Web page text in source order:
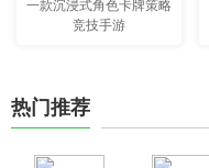
一款沉浸式角色卡牌策略
竞技手游
热门推荐